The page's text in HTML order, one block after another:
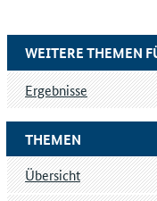
THEMEN
Übersicht
WEITERE THEMEN
Ergebnisse